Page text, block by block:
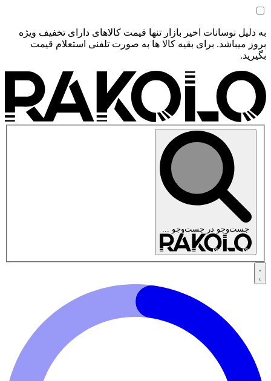
به دلیل نوسانات اخیر بازار تنها قیمت کالاهای دارای تخفیف ویژه
بروز میباشد. برای بقیه کالا ها به صورت تلفنی استعلام قیمت
بگیرید.
جست‌وجو در جست‌وجو ...